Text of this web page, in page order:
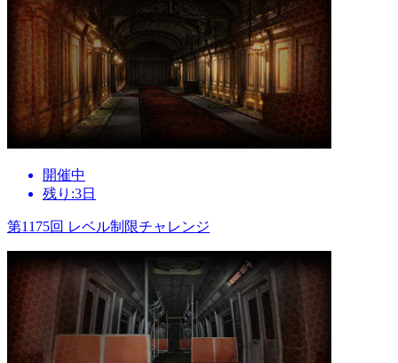
開催中
残り:3日
第1175回 レベル制限チャレンジ